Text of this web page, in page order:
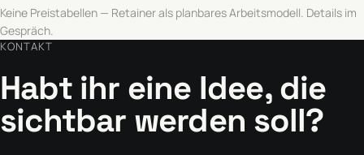
Keine Preistabellen — Retainer als planbares Arbeitsmodell. Details im
Gespräch.
KONTAKT
Habt ihr eine Idee, die
sichtbar werden soll?